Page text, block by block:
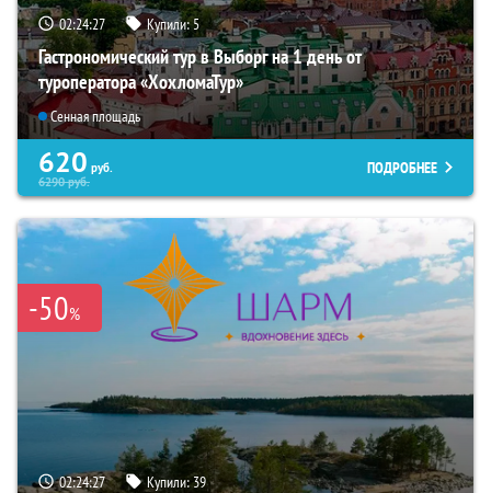
02:24:26 Купили:5
Гастрономический тур в Выборг на 1 день от
туроператора «ХохломаТур»
Сенная площадь
620 руб.
6290руб.
ПОДРОБНЕЕ
-50%
02:24:26 Купили:39